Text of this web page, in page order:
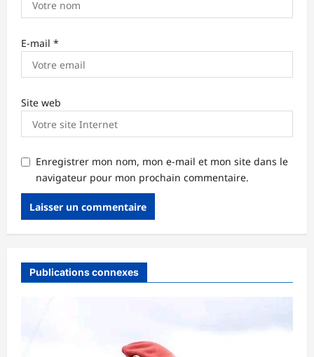
E-mail *
Site web
Enregistrer mon nom, mon e-mail et mon site dans le
navigateur pour mon prochain commentaire.
Publications connexes